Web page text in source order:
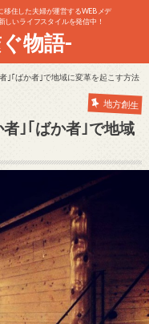
移住した夫婦が運営するWEBメデ
いライフスタイルを発信中！
物語-
｣｢ばか者｣で地域に変革を起こす方法
地方創生
｣｢ばか者｣で地域